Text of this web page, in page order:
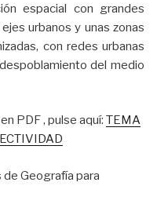
espacial con grandes
urbanos y unas zonas
con redes urbanas
del medio
PDF , pulse aquí: TEMA
Geografía para